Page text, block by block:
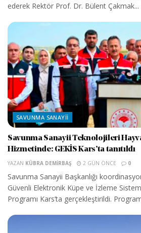
ederek Rektör Prof. Dr. Bülent Çakmak...
SAVUNMA SANAYII
Savunma Sanayii Teknolojileri
Hizmetinde: GEKİS Kars’ta tanıtıldı
YAZAN KÜBRA DEMIRBAŞ 2 GÜN ÖNCE 0
Savunma Sanayii Başkanlığı
Güvenli Elektronik Küpe ve İzleme
Programı Kars’ta gerçekleştirildi.